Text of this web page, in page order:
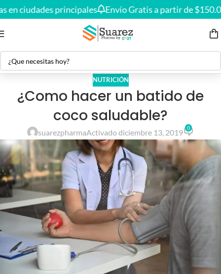
ciudades principales Envío Gratis a partir de $150.000
NUTRICIÓN
¿Como hacer un batido de
coco saludable?
suarezpharmaActivado diciembre 13, 2019 0
Envío gratis en compras desde$150.000🚚